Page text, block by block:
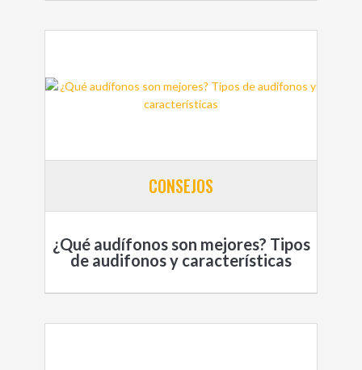
CONSEJOS
¿Qué audífonos son mejores? Tipos
de audifonos y características